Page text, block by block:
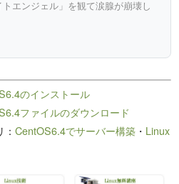
エンジェル」を観て涙腺が崩壊し
のインストール
ファイルのダウンロード
：CentOS6.4でサーバー構築 ・ Linux